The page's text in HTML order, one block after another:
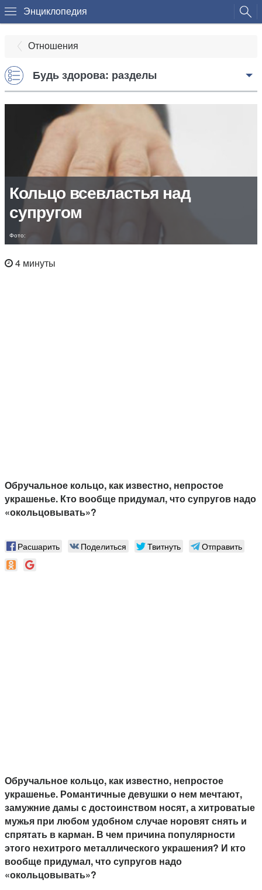
Энциклопедия
Отношения
Будь здорова: разделы
Кольцо всевластья над
супругом
Фото:
4 минуты
Обручальное кольцо, как известно, непростое
украшенье. Кто вообще придумал, что супругов надо
«окольцовывать»?
Расшарить Поделиться Твитнуть Отправить
Обручальное кольцо, как известно, непростое
украшенье. Романтичные девушки о нем мечтают,
замужние дамы с достоинством носят, а хитроватые
мужья при любом удобном случае норовят снять и
спрятать в карман. В чем причина популярности
этого нехитрого металлического украшения? И кто
вообще придумал, что супругов надо
«окольцовывать»?